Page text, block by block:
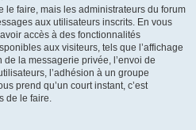
le faire, mais les administrateurs du forum
aux utilisateurs inscrits. En vous
accès à des fonctionnalités
aux visiteurs, tels que l’affichage
de la messagerie privée, l’envoi de
l’adhésion à un groupe
prend qu’un court instant, c’est
de le faire.